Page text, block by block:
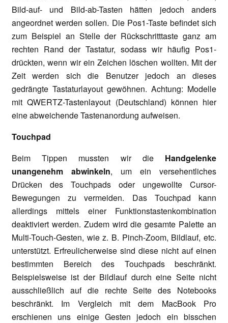
Bild-auf- und Bild-ab-Tasten hätten jedoch anders
angeordnet werden sollen. Die Pos1-Taste befindet sich
zum Beispiel an Stelle der Rückschritttaste ganz am
rechten Rand der Tastatur, sodass wir häufig Pos1-
drückten, wenn wir ein Zeichen löschen wollten. Mit der
Zeit werden sich die Benutzer jedoch an dieses
gedrängte Tastaturlayout gewöhnen. Achtung: Modelle
mit QWERTZ-Tastenlayout (Deutschland) können hier
eine abweichende Tastenanordung aufweisen.
Touchpad
Beim Tippen mussten wir die Handgelenke
unangenehm abwinkeln, um ein versehentliches
Drücken des Touchpads oder ungewollte Cursor-
Bewegungen zu vermeiden. Das Touchpad kann
allerdings mittels einer Funktionstastenkombination
deaktiviert werden. Zudem wird die gesamte Palette an
Multi-Touch-Gesten, wie z. B. Pinch-Zoom, Bildlauf, etc.
unterstützt. Erfreulicherweise sind diese nicht auf einen
bestimmten Bereich des Touchpads beschränkt.
Beispielsweise ist der Bildlauf durch eine Seite nicht
ausschließlich auf die rechte Seite des Notebooks
beschränkt. Im Vergleich mit dem MacBook Pro
erschienen uns einige Gesten jedoch ein bisschen